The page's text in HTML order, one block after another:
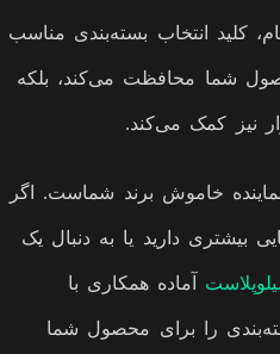
کلید انتخاب بسته‌بندی مناسب
شما محافظت می‌کند، بلکه
نیز کمک می‌کند.
نماینده خاموش برند شماست. اگر
بیشتری دارید یا به دنبال یک
آماده همکاری با
را برای محصول شما